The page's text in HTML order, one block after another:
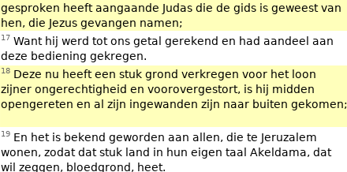
gesproken heeft aangaande Judas die de gids is geweest van
hen, die Jezus gevangen namen;
17 Want hij werd tot ons getal gerekend en had aandeel aan
deze bediening gekregen.
18 Deze nu heeft een stuk grond verkregen voor het loon
zijner ongerechtigheid en voorovergestort, is hij midden
opengereten en al zijn ingewanden zijn naar buiten gekomen;
19 En het is bekend geworden aan allen, die te Jeruzalem
wonen, zodat dat stuk land in hun eigen taal Akeldama, dat
wil zeggen, bloedgrond, heet.